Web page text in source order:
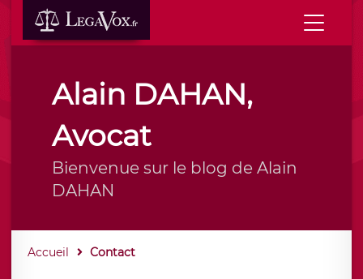
Alain DAHAN,
Avocat
Bienvenue sur le blog de Alain
DAHAN
Accueil Contact